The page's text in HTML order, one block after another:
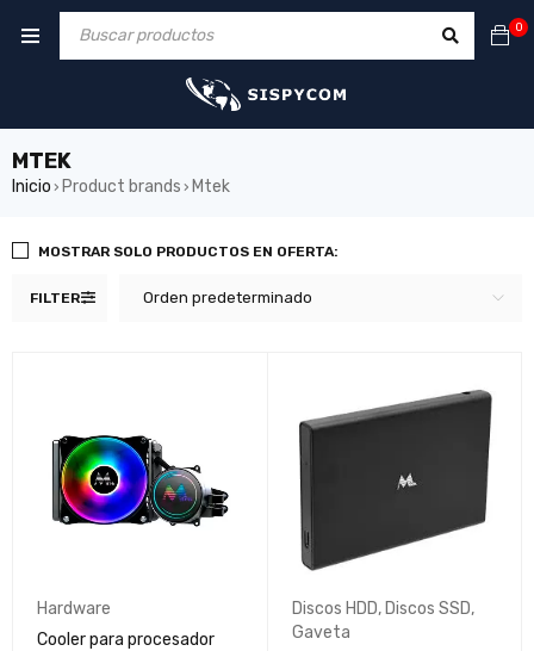
0
MTEK
Inicio › Product brands › Mtek
FILTER Orden predeterminado
MOSTRAR SOLO PRODUCTOS EN OFERTA:
Hardware
Cooler para procesador
Discos HDD, Discos SSD,
Gaveta